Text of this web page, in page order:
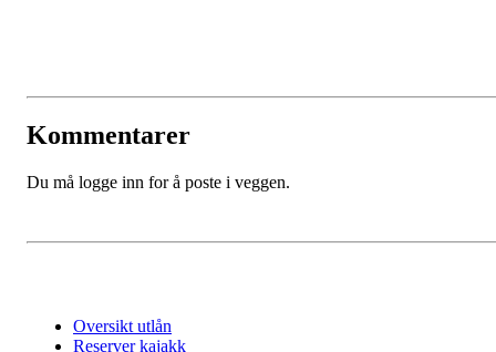
Kommentarer
Du må logge inn for å poste i veggen.
Oversikt utlån
Reserver kajakk